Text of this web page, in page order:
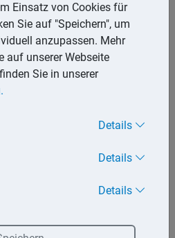
gilt trotz ihrer
nicht als Abschluss einer
im Sinne des § 32 Absatz 4
(EStG), weil sie kürzer als ein
(BFH) in einem
von Kindergeld für
Datenaustausch über Handel
mit Kryptowerten sollen
werden. Dies sieht der
Entwurf eines
Einsatz von Cookies für
Sie auf "Speichern", um
anzupassen. Mehr
auf unserer Webseite
Sie in unserer
Details
Details
Details